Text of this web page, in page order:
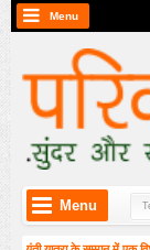
Menu
Menu